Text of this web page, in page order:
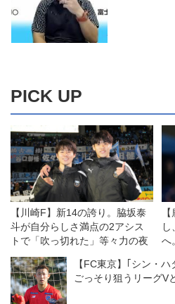
PICK UP
【川崎F】新14の誇り。脇坂泰
斗が自分らしさ満点の2アシス
トで「吹っ切れた」等々力の夜
へ
【FC東京】｢シン・
ごっそり狙うリーグV